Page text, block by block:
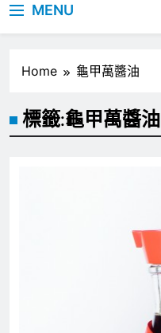
MENU
Home 龜甲萬醬油
標籤:龜甲萬醬油